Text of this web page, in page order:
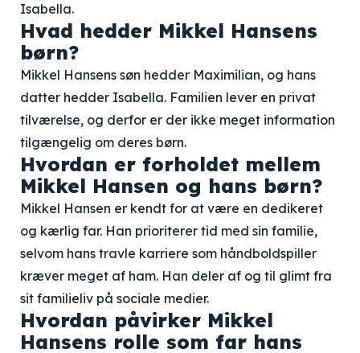
Isabella.
Hvad hedder Mikkel Hansens
børn?
Mikkel Hansens søn hedder Maximilian, og hans
datter hedder Isabella. Familien lever en privat
tilværelse, og derfor er der ikke meget information
tilgængelig om deres børn.
Hvordan er forholdet mellem
Mikkel Hansen og hans børn?
Mikkel Hansen er kendt for at være en dedikeret
og kærlig far. Han prioriterer tid med sin familie,
selvom hans travle karriere som håndboldspiller
kræver meget af ham. Han deler af og til glimt fra
sit familieliv på sociale medier.
Hvordan påvirker Mikkel
Hansens rolle som far hans